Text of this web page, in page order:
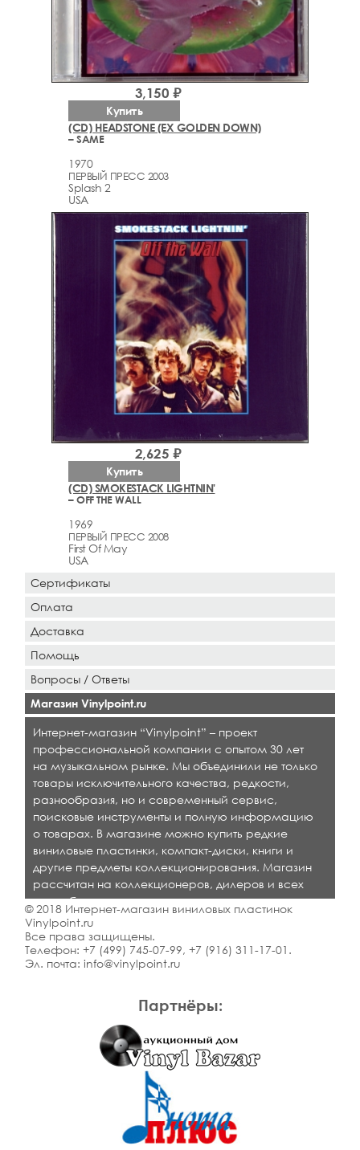
(CD) HEADSTONE (EX GOLDEN DOWN)
– SAME
1970
ПЕРВЫЙ ПРЕСС 2003
Splash 2
USA
3,150 ₽
Купить
(CD) SMOKESTACK LIGHTNIN'
– OFF THE WALL
1969
ПЕРВЫЙ ПРЕСС 2008
First Of May
USA
2,625 ₽
Купить
Партнёры:
Сертификаты
Оплата
Доставка
Помощь
Вопросы / Ответы
Магазин Vinylpoint.ru
Интернет-магазин “Vinylpoint” – проект
профессиональной компании с опытом 30 лет
на музыкальном рынке. Мы объединили не только
товары исключительного качества, редкости,
разнообразия, но и современный сервис,
поисковые инструменты и полную информацию
о товарах. В магазине можно купить редкие
виниловые пластинки, компакт-диски, книги и
другие предметы коллекционирования. Магазин
рассчитан на коллекционеров, дилеров и всех
кто любит качественную музыку.
© 2018 Интернет-магазин виниловых пластинок
Vinylpoint.ru
Все права защищены.
Телефон: +7 (499) 745-07-99, +7 (916) 311-17-01 .
Эл. почта: info@vinylpoint.ru